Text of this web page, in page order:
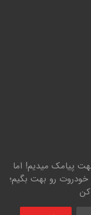
پیامک میدیم! اما
رو بهت بگیم؛